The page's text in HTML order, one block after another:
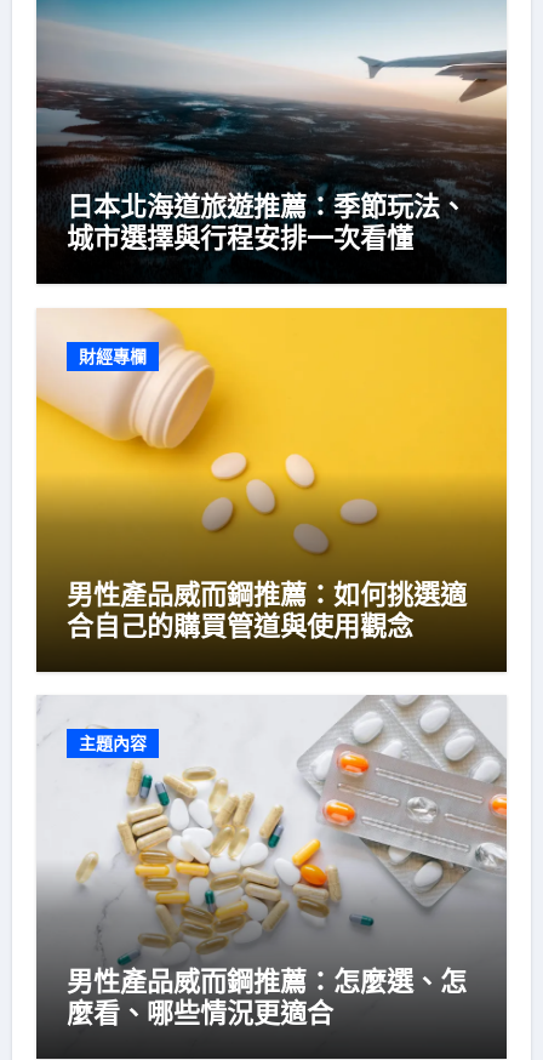
日本北海道旅遊推薦：季節玩法、
城市選擇與行程安排一次看懂
財經專欄
男性產品威而鋼推薦：如何挑選適
合自己的購買管道與使用觀念
主題內容
男性產品威而鋼推薦：怎麼選、怎
麼看、哪些情況更適合